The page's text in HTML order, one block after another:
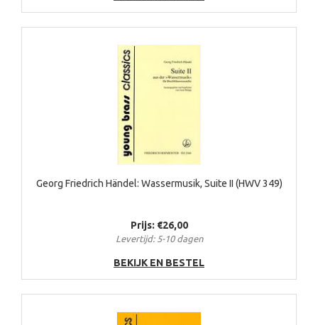
Georg Friedrich Händel: Wassermusik, Suite II (HWV 349)
Prijs: €26,00
Levertijd: 5-10 dagen
BEKIJK EN BESTEL